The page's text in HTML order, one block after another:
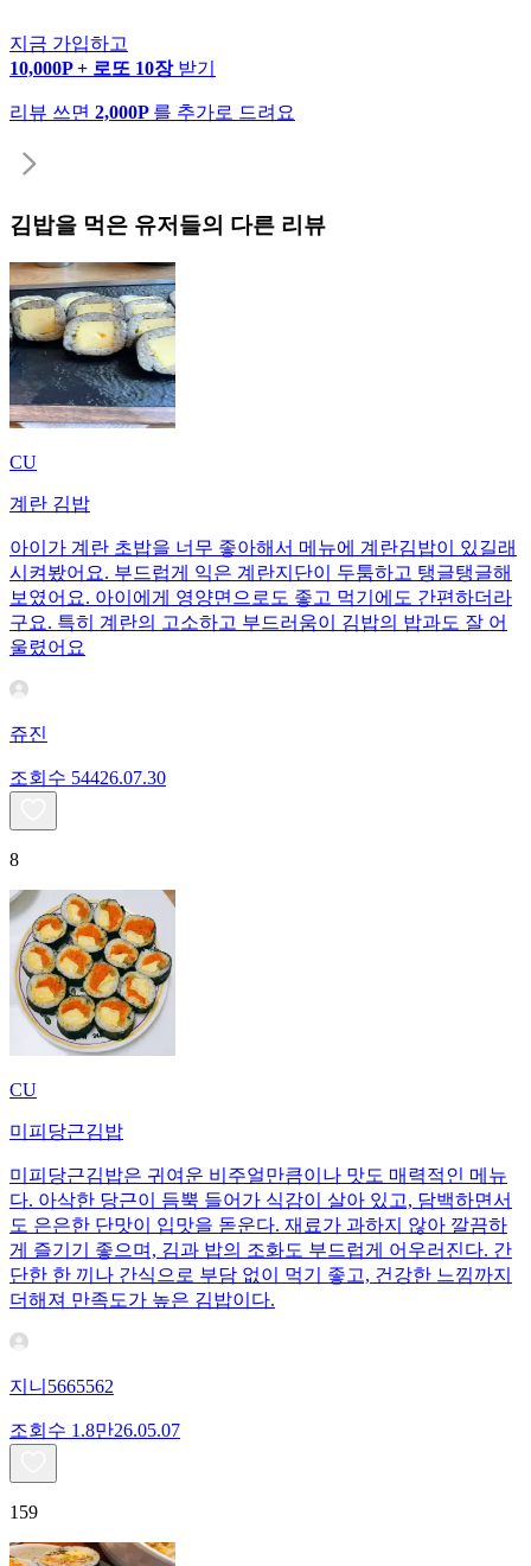
지금 가입하고
10,000P + 로또 10장 받기
리뷰 쓰면 2,000P 를 추가로 드려요
김밥을 먹은 유저들의 다른 리뷰
CU
계란 김밥
아이가 계란 초밥을 너무 좋아해서 메뉴에 계란김밥이 있길래
시켜봤어요. 부드럽게 익은 계란지단이 두툼하고 탱글탱글해
보였어요. 아이에게 영양면으로도 좋고 먹기에도 간편하더라
구요. 특히 계란의 고소하고 부드러움이 김밥의 밥과도 잘 어
울렸어요
쥬진
조회수 54426.07.30
8
CU
미피당근김밥
미피당근김밥은 귀여운 비주얼만큼이나 맛도 매력적인 메뉴
다. 아삭한 당근이 듬뿍 들어가 식감이 살아 있고, 담백하면서
도 은은한 단맛이 입맛을 돋운다. 재료가 과하지 않아 깔끔하
게 즐기기 좋으며, 김과 밥의 조화도 부드럽게 어우러진다. 간
단한 한 끼나 간식으로 부담 없이 먹기 좋고, 건강한 느낌까지
더해져 만족도가 높은 김밥이다.
지니5665562
조회수 1.8만26.05.07
159